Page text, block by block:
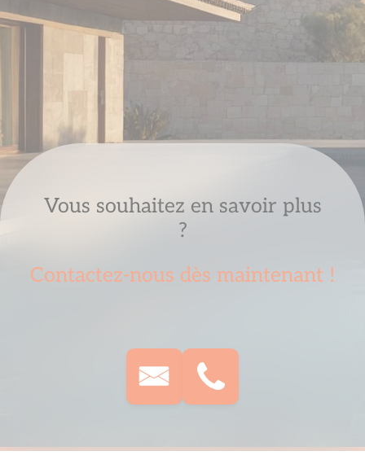
Vous souhaitez en savoir plus
?
Contactez-nous dès maintenant !